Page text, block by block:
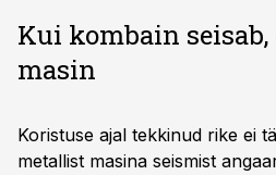
Kui kombain
masin
Koristuse ajal tekkinud rike ei
metallist masina seismist